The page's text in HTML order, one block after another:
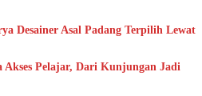
Desainer Asal Padang Terpilih Lewat
Pelajar, Dari Kunjungan Jadi